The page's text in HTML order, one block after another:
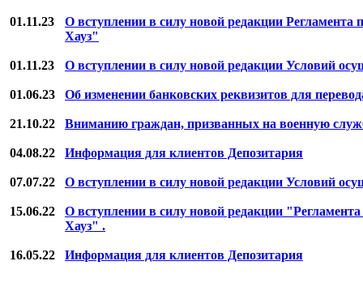
01.11.23
О вступлении в силу новой редакции
Хауз"
01.11.23 О вступлении в силу новой редакции Условий
01.06.23 Об изменении банковских реквизитов для
21.10.22 Вниманию граждан, призванных на военную
04.08.22 Информация для клиентов Депозитария
07.07.22 О вступлении в силу новой редакции Условий
15.06.22
О вступлении в силу новой редакции
Хауз" .
16.05.22 Информация для клиентов Депозитария